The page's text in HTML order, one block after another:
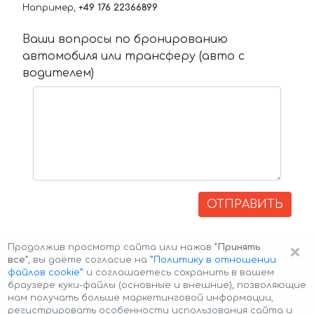
Например, +49 176 22366899
Ваши вопросы по бронированию
автомобиля или трансферу (авто с
водителем)
ОТПРАВИТЬ
×
Продолжив просмотр сайта или нажав "Принять
все", вы даёте согласие на ”Политику в отношении
файлов cookie” и соглашаетесь сохранить в вашем
браузере куки-файлы (основные и внешние), позволяющие
нам получать больше маркетинговой информации,
регистрировать особенности использования сайта и